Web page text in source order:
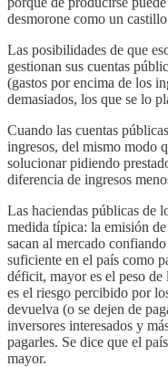
desmorone como un
Las posibilidades de que
gestionan sus cuentas
(gastos por encima de los
demasiados, los que se lo
Cuando las cuentas
ingresos, del mismo modo
solucionar pidiendo
diferencia de ingresos
Las haciendas públicas de
medida típica: la emisión
sacan al mercado
suficiente en el país como
déficit, mayor es el peso
es el riesgo percibido por
devuelva (o se dejen de
inversores interesados y
pagarles. Se dice que el
mayor.